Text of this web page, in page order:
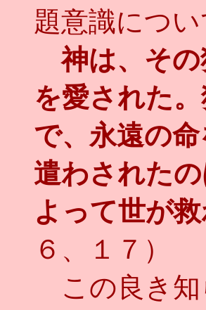
題意識につ
神は、その
を愛された
で、永遠の
遣わされた
よって世が
６、１７）
この良き知